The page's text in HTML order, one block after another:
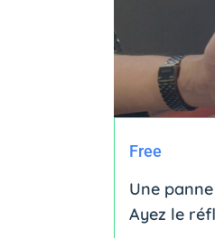
Free
Une
Ayez le